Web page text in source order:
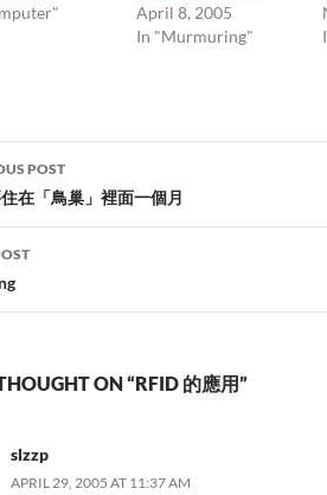
April 8, 2005
In "Murmuring"
POST
在「鳥巢」裡面一個月
ON “RFID 的應用”
slzzp
APRIL 29, 2005 AT 11:37 AM